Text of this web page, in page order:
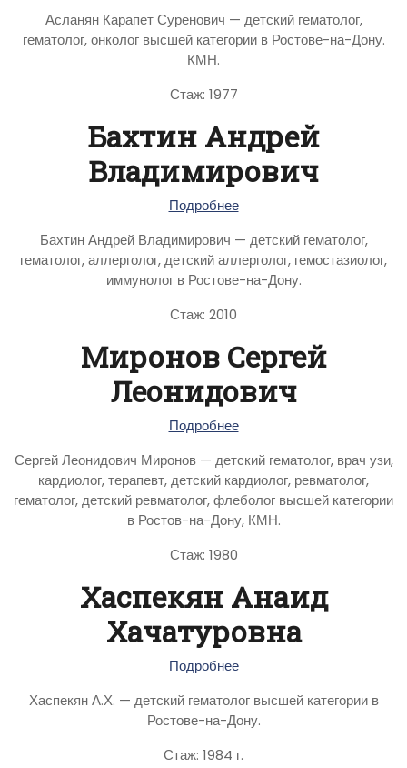
Асланян Карапет Суренович — детский гематолог,
гематолог, онколог высшей категории в Ростове-на-Дону.
КМН.
Стаж: 1977
Бахтин Андрей
Владимирович
Подробнее
Бахтин Андрей Владимирович — детский гематолог,
гематолог, аллерголог, детский аллерголог, гемостазиолог,
иммунолог в Ростове-на-Дону.
Стаж: 2010
Миронов Сергей
Леонидович
Подробнее
Сергей Леонидович Миронов — детский гематолог, врач узи,
кардиолог, терапевт, детский кардиолог, ревматолог,
гематолог, детский ревматолог, флеболог высшей категории
в Ростов-на-Дону, КМН.
Стаж: 1980
Хаспекян Анаид
Хачатуровна
Подробнее
Хаспекян А.Х. — детский гематолог высшей категории в
Ростове-на-Дону.
Стаж: 1984 г.